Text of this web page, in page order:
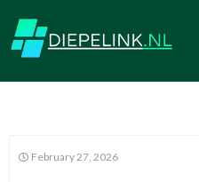
February 27, 2026